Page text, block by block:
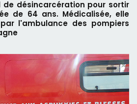
désincarcération pour sortir
de 64 ans. Médicalisée, elle
l'ambulance des pompiers